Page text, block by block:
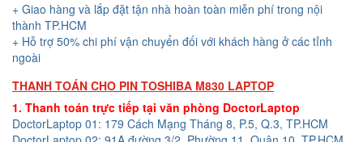
+ Giao hàng và lắp đặt tận nhà hoàn toàn miễn phí trong nội
thành TP.HCM
+ Hỗ trợ 50% chi phí vận chuyển đối với khách hàng ở các tỉnh
ngoài
THANH TOÁN CHO PIN TOSHIBA M830 LAPTOP
1. Thanh toán trực tiếp tại văn phòng DoctorLaptop
DoctorLaptop 01: 179 Cách Mạng Tháng 8, P.5, Q.3, TP.HCM